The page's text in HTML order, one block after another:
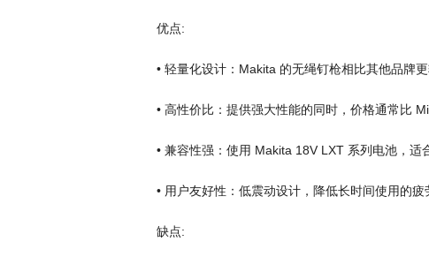
优点:
• 轻量化设计：Makita 的无绳钉枪相比其他品牌更
• 高性价比：提供强大性能的同时，价格通常比
• 兼容性强：使用 Makita 18V LXT 系列电池，适
• 用户友好性：低震动设计，降低长时间使用的疲
缺点: